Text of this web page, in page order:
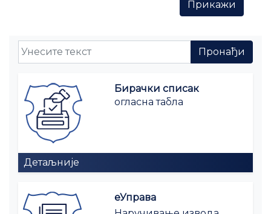
Бирачки списак
огласна табла
Детаљније
еУправа